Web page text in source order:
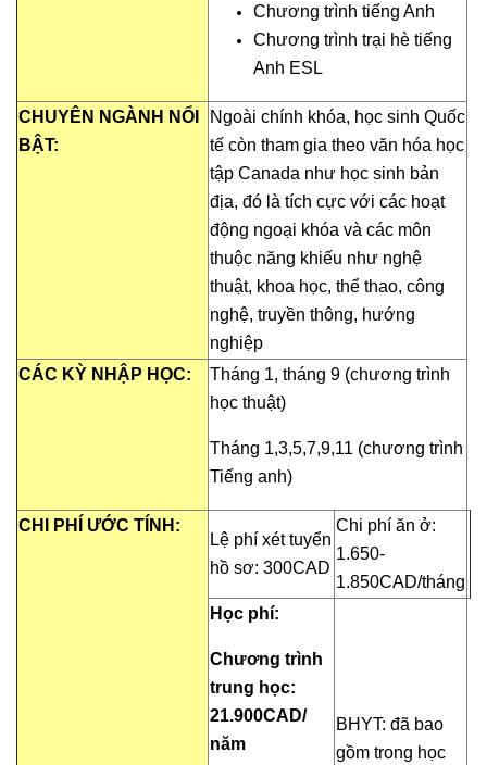
Chương trình tiếng Anh
Chương trình trại hè tiếng
Anh ESL
CHUYÊN NGÀNH NỔI
BẬT:
Ngoài chính khóa, học sinh Quốc
tế còn tham gia theo văn hóa học
tập Canada như học sinh bản
địa, đó là tích cực với các hoạt
động ngoại khóa và các môn
thuộc năng khiếu như nghệ
thuật, khoa học, thể thao, công
nghệ, truyền thông, hướng
nghiệp
CÁC KỲ NHẬP HỌC:
Tháng 1, tháng 9 (chương trình
học thuật)
Tháng 1,3,5,7,9,11 (chương trình
Tiếng anh)
CHI PHÍ ƯỚC TÍNH:
Lệ phí xét tuyển
hồ sơ: 300CAD
Chi phí ăn ở:
1.650-
1.850CAD/tháng
Học phí:
Chương trình
trung học:
21.900CAD/
năm
BHYT: đã bao
gồm trong học